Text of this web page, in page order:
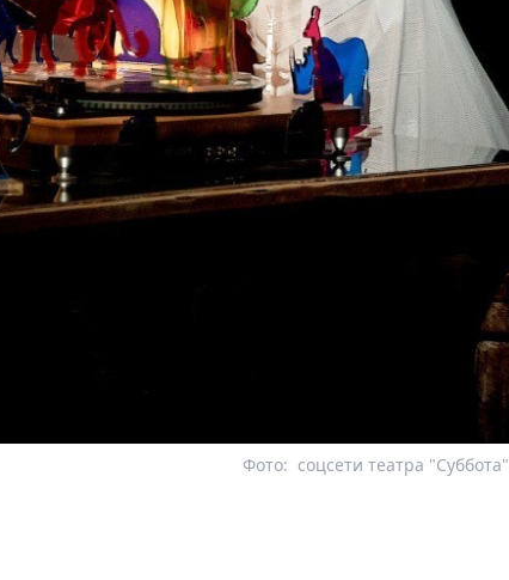
соцсети театра "Суббота"
Фото: